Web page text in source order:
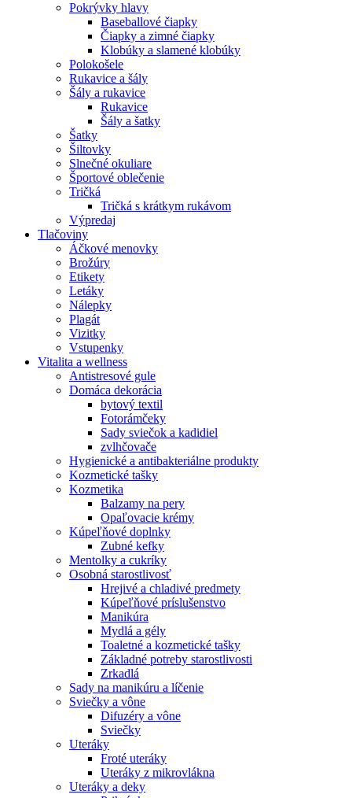
Pokrývky hlavy
Baseballové čiapky
Čiapky a zimné čiapky
Klobúky a slamené klobúky
Polokošele
Rukavice a šály
Šály a rukavice
Rukavice
Šály a šatky
Šatky
Šiltovky
Slnečné okuliare
Športové oblečenie
Tričká
Tričká s krátkym rukávom
Výpredaj
Tlačoviny
Áčkové menovky
Brožúry
Etikety
Letáky
Nálepky
Plagát
Vizitky
Vstupenky
Vitalita a wellness
Antistresové gule
Domáca dekorácia
bytový textil
Fotorámčeky
Sady sviečok a kadidiel
zvlhčovače
Hygienické a antibakteriálne produkty
Kozmetické tašky
Kozmetika
Balzamy na pery
Opaľovacie krémy
Kúpeľňové doplnky
Zubné kefky
Mentolky a cukríky
Osobná starostlivosť
Hrejivé a chladivé predmety
Kúpeľňové príslušenstvo
Manikúra
Mydlá a gély
Toaletné a kozmetické tašky
Základné potreby starostlivosti
Zrkadlá
Sady na manikúru a líčenie
Sviečky a vône
Difuzéry a vône
Sviečky
Uteráky
Froté uteráky
Uteráky z mikrovlákna
Uteráky a deky